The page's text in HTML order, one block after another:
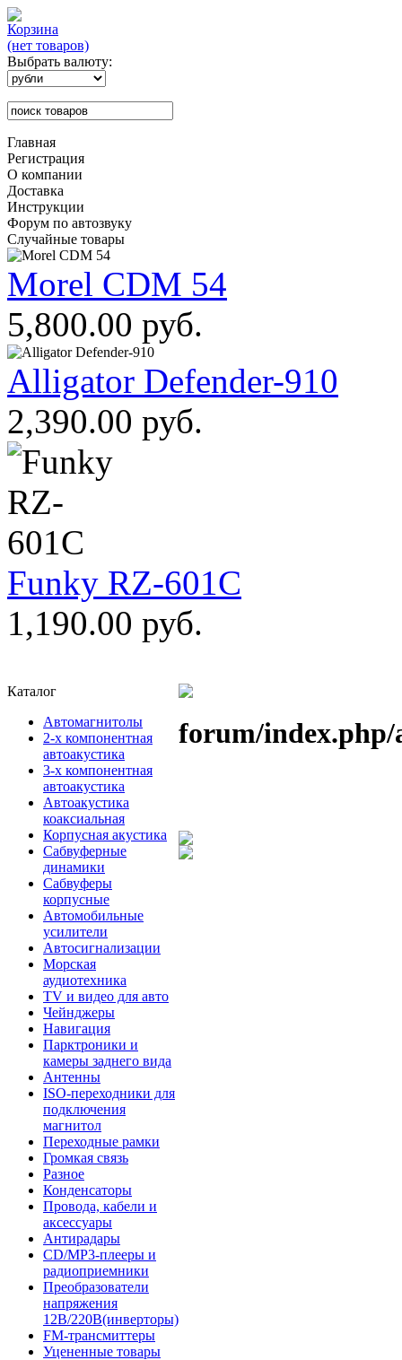
Корзина
(нет товаров)
Выбрать валюту:
Главная
Регистрация
О компании
Доставка
Инструкции
Форум по автозвуку
Случайные товары
Morel CDM 54
5,800.00 руб.
Alligator Defender-910
2,390.00 руб.
Funky RZ-601C
1,190.00 руб.
Каталог
Автомагнитолы
2-х компонентная
автоакустика
3-х компонентная
автоакустика
Автоакустика
коаксиальная
Корпусная акустика
Сабвуферные
динамики
Сабвуферы
корпусные
Автомобильные
усилители
Автосигнализации
Морская
аудиотехника
TV и видео для авто
Чейнджеры
Навигация
Парктроники и
камеры заднего вида
Антенны
ISO-переходники для
подключения
магнитол
Переходные рамки
Громкая связь
Разное
Конденсаторы
Провода, кабели и
аксессуары
Антирадары
CD/MP3-плееры и
радиоприемники
Преобразователи
напряжения
12В/220В(инверторы)
FM-трансмиттеры
Уцененные товары
forum/index.php/